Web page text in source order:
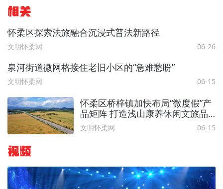
相关
怀柔区探索法旅融合沉浸式普法新路径
文明怀柔网 06-26
泉河街道微网格接住老旧小区的“急难愁盼”
文明怀柔网 06-15
怀柔区桥梓镇加快布局“微度假”产
品矩阵 打造浅山康养休闲文旅品
牌
文明怀柔网 06-15
视频